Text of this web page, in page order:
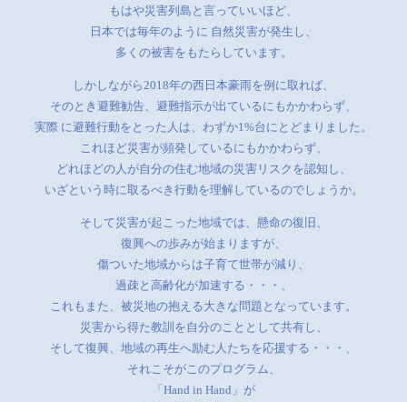
もはや災害列島と言っていいほど、
日本では毎年のように 自然災害が発生し、
多くの被害をもたらしています。
しかしながら2018年の西日本豪雨を例に取れば、
そのとき避難勧告、避難指示が出ているにもかかわらず、
実際 に避難行動をとった人は、わずか1%台にとどまりました。
これほど災害が頻発しているにもかかわらず、
どれほどの人が自分の住む地域の災害リスクを認知し、
いざという時に取るべき行動を理解しているのでしょうか。
そして災害が起こった地域では、懸命の復旧、
復興への歩みが始まりますが、
傷ついた地域からは子育て世帯が減り、
過疎と高齢化が加速する・・・、
これもまた、被災地の抱える大きな問題となっています。
災害から得た教訓を自分のこととして共有し、
そして復興、地域の再生へ励む人たちを応援する・・・、
それこそがこのプログラム、
「Hand in Hand」が